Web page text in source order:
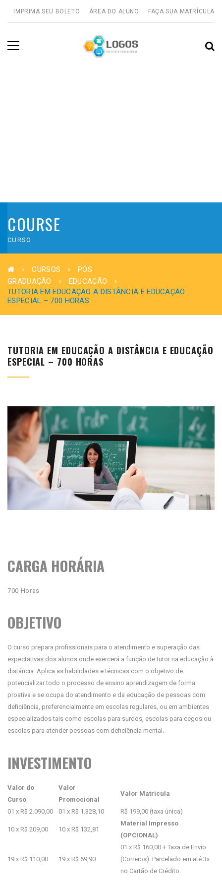
IMPRIMA SEU BOLETO ÁREA DO ALUNO FAÇA SUA MATRÍCULA
COURSE
CURSO
CURSOS
PÓS
GRADUAÇÃO
EDUCAÇÃO
TUTORIA EM EDUCAÇÃO A DISTÂNCIA E EDUCAÇÃO
ESPECIAL – 700 HORAS
TUTORIA EM EDUCAÇÃO A DISTÂNCIA E EDUCAÇÃO
ESPECIAL – 700 HORAS
CARGA HORÁRIA
700 Horas
OBJETIVO
O curso prepara profissionais para o atendimento e superação das
expectativas dos alunos onde exercerá a função de tutor na educação à
distância. Aplica as habilidades e técnicas com o objetivo de
potencializar todo o processo de ensino aprendizagem de forma
proativa e se ocupa do atendimento e da educação de pessoas com
deficiência, preferencialmente em escolas regulares, ou em ambientes
especializados tais como escolas para surdos, escolas para cegos ou
escolas para atender pessoas com deficiência mental.
INVESTIMENTO
Valor do
Curso
Valor
Promocional
Valor Matrícula
01 x R$ 2.090,00 01 x R$ 1.328,10 R$ 199,00 (taxa única)
10 x R$ 209,00 10 x R$ 132,81
Material Impresso
(OPCIONAL)
19 x R$ 110,00 19 x R$ 69,90
01 x R$ 160,00 + Taxa de Envio
(Correios). Parcelado em até 3x
no Cartão de Crédito.